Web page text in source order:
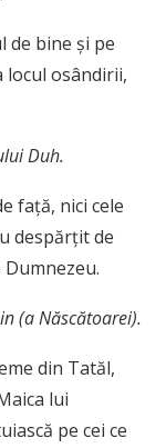
de bine şi pe
osândirii,
Duh.
faţă, nici cele
despărţit de
(a Născătoarei).
din Tatăl,
lui
pe cei ce